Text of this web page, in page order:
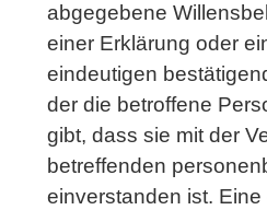
abgegebene
einer Erklärung oder
eindeutigen
der die betroffene
gibt, dass sie mit der
betreffenden
einverstanden ist. Eine